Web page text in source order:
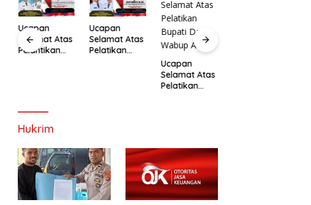
Ucapan
Selamat Atas
Pelantikan
Ucapan
Selamat Atas
Pelatikan
Ucapan
Selamat Atas
Pelatikan
Hukrim